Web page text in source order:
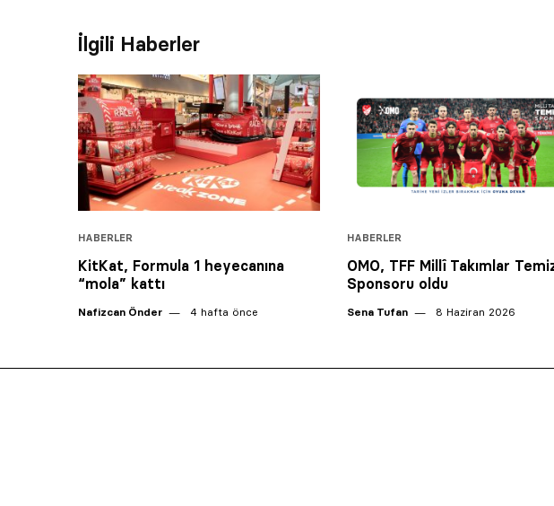
İlgili Haberler
HABERLER
KitKat, Formula 1 heyecanına
“mola” kattı
Nafizcan Önder 4 hafta önce
HABERLER
OMO, TFF Millî Takımlar
Sponsoru oldu
Sena Tufan 8 Haziran 2026